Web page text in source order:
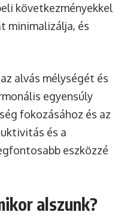
következményekkel
minimalizálja, és
alvás mélységét és
egyensúly
fokozásához és az
és a
eszközzé
alszunk?